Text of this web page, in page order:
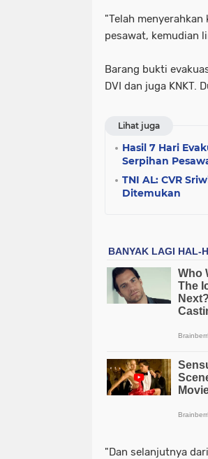
"Telah
pesawat, kemudian
Barang bukti
DVI dan juga KNKT.
Lihat juga
Hasil 7 Hari
Serpihan
TNI AL: CVR
Ditemukan
"Dan selanjutnya